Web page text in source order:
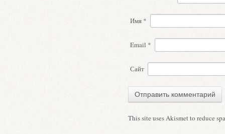
Имя *
Email *
Сайт
This site uses Akismet to reduce